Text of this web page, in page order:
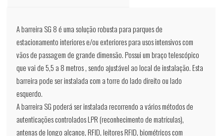
A barreira SG 8 é uma solução robusta para parques de
estacionamento interiores e/ou exteriores para usos intensivos com
vãos de passagem de grande dimensão. Possui um braço telescópico
que vai de 5,5 a 8 metros , sendo ajustável ao local de instalação. Esta
barreira pode ser instalada com a torre do lado direito ou lado
esquerdo.
A barreira SG poderá ser instalada recorrendo a vários métodos de
autenticações controlados LPR (reconhecimento de matrículas),
antenas de longo alcance, RFID, leitores RFID, biométricos com